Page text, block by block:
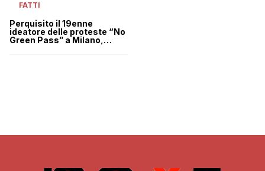
FATTI
Perquisito il 19enne
ideatore delle proteste “No
Green Pass” a Milano,